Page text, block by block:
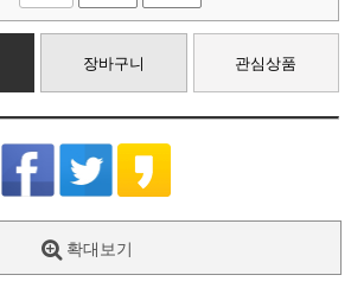
장바구니 관심상품
확대보기